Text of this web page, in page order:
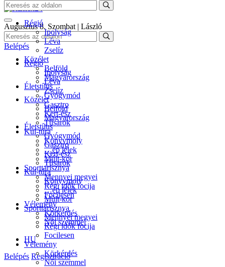
Augusztus 8. Szombat | László
Belépés
Régió
Ipolyság
Léva
Zselíz
Közélet
Belföld
Magyarország
Életstílus
Gyógymód
Gasztro
Kert-ész
Tűsarok
Kul-túra
Könyvmoly
…ép lélek
Múlt-kor
Sporttarisznya
Mennyei megyei
Régi idők focija
Focilesen
Vélemény
Körkérdés
Női szemmel
Régió
Ipolyság
Léva
Zselíz
Közélet
Belföld
Magyarország
Életstílus
Gyógymód
Gasztro
Kert-ész
Tűsarok
Kul-túra
Könyvmoly
…ép lélek
Múlt-kor
Sporttarisznya
Mennyei megyei
Régi idők focija
Focilesen
Vélemény
Körkérdés
Női szemmel
HU
Belépés Regisztráció